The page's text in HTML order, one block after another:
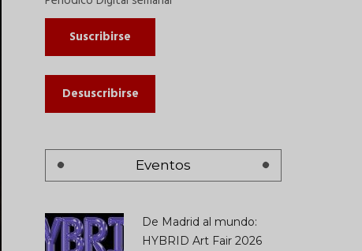
Suscribirse
Desuscribirse
Eventos
De Madrid al mundo:
HYBRID Art Fair 2026